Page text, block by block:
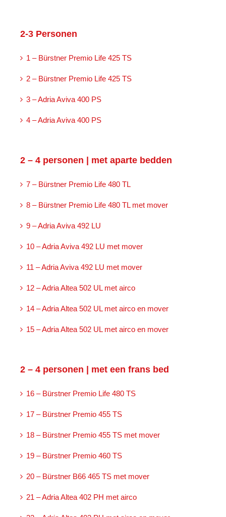
2-3 Personen
1 – Bürstner Premio Life 425 TS
2 – Bürstner Premio Life 425 TS
3 – Adria Aviva 400 PS
4 – Adria Aviva 400 PS
2 – 4 personen | met aparte bedden
7 – Bürstner Premio Life 480 TL
8 – Bürstner Premio Life 480 TL met mover
9 – Adria Aviva 492 LU
10 – Adria Aviva 492 LU met mover
11 – Adria Aviva 492 LU met mover
12 – Adria Altea 502 UL met airco
14 – Adria Altea 502 UL met airco en mover
15 – Adria Altea 502 UL met airco en mover
2 – 4 personen | met een frans bed
16 – Bürstner Premio Life 480 TS
17 – Bürstner Premio 455 TS
18 – Bürstner Premio 455 TS met mover
19 – Bürstner Premio 460 TS
20 – Bürstner B66 465 TS met mover
21 – Adria Altea 402 PH met airco